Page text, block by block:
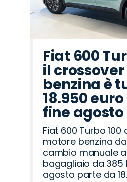
Fiat 600
il crossover
benzina è
18.950
fine agosto
Fiat 600 Turbo 100
motore benzina da
cambio manuale
bagagliaio da 385
agosto parte da